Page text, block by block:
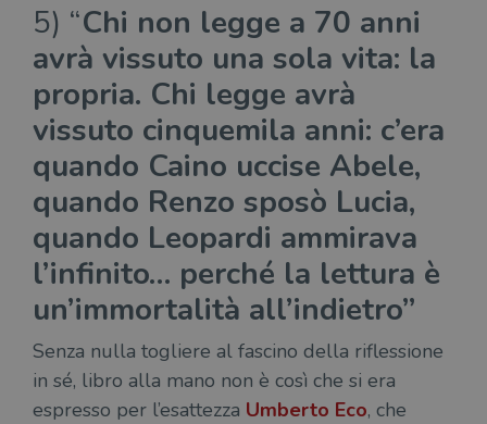
5) “Chi non legge a 70 anni
avrà vissuto una sola vita: la
propria. Chi legge avrà
vissuto cinquemila anni: c’era
quando Caino uccise Abele,
quando Renzo sposò Lucia,
quando Leopardi ammirava
l’infinito… perché la lettura è
un’immortalità all’indietro”
Senza nulla togliere al fascino della riflessione
in sé, libro alla mano non è così che si era
espresso per l’esattezza Umberto Eco, che